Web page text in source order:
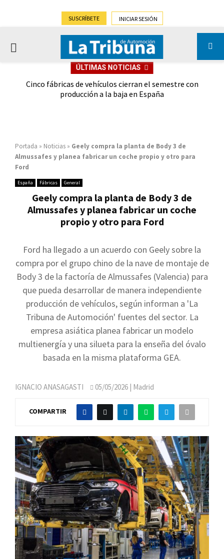
SUSCRÍBETE INICIAR SESIÓN
PRIMARY
ÚLTIMAS NOTICIAS
Cinco fábricas de vehículos cierran el semestre con
producción a la baja en España
Portada » Noticias » Geely compra la planta de Body 3 de
Almussafes y planea fabricar un coche propio y otro para
Ford
España Fábricas General
Geely compra la planta de Body 3 de
Almussafes y planea fabricar un coche
propio y otro para Ford
Ford ha llegado a un acuerdo con Geely sobre la
compra por el grupo chino de la nave de montaje de
Body 3 de la factoría de Almussafes (Valencia) para
que pueda desarrollar de manera independiente
producción de vehículos, según informan a 'La
Tribuna de Automoción' fuentes del sector. La
empresa asiática planea fabricar un modelo
multienergía y una silueta para la enseña del óvalo
basada en la misma plataforma GEA.
IGNACIO ANASAGASTI 05/05/2026 | Madrid
COMPARTIR